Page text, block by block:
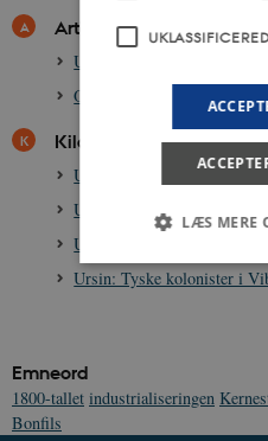
Artikler
Udenrigshandel før 1848
Ole Rømer, 1644-1710
Kilder
Ursin: Fremstilling af
Ursin: Natmænd ved Skive
Ursin: Tvangsarbejde i
Ursin: Tyske kolonister i
Emneord
1800-tallet industrialiseringen
Bonfils
LÆS MERE
Nødvendige cookies
hjemmesiden brugbar